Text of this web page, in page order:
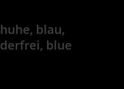
blau,
blue